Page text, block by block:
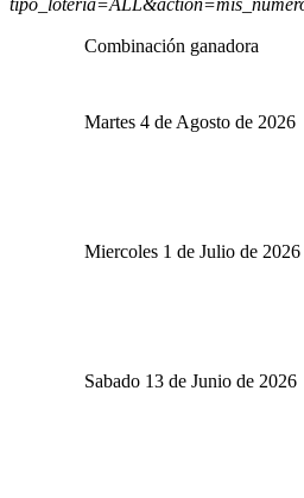
Combinación ganadora
Martes 4 de Agosto de 2026
Miercoles 1 de Julio de 2026
Sabado 13 de Junio de 2026